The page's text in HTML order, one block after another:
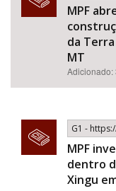
MPF
da
MT
Adicionado:
G1 -
MPF
dentro
Xingu